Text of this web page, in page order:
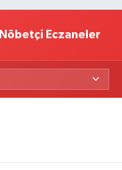
Eczaneler